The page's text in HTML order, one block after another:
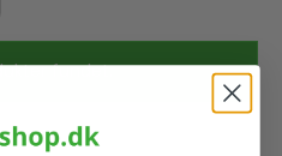
fundet.